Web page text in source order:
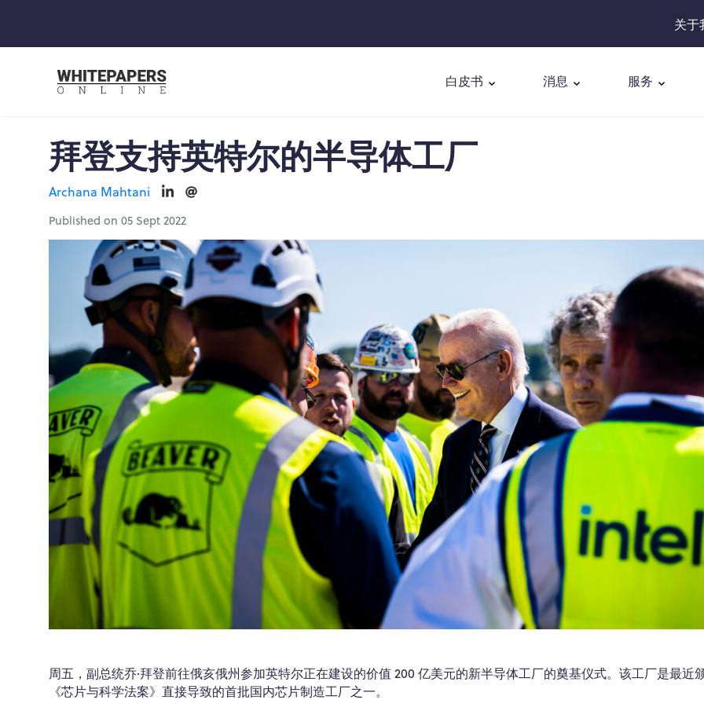
关于
白皮书 消息 服务
拜登支持英特尔的半导体工厂
Archana Mahtani
Published on 05 Sept 2022
周五，副总统乔·拜登前往俄亥俄州参加英特尔正在建设的价值 200 亿美元的新半导体工厂的奠基仪式。该工厂是最近
《芯片与科学法案》直接导致的首批国内芯片制造工厂之一。